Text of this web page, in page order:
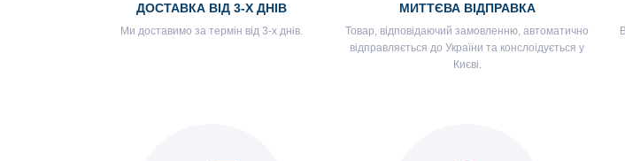
ДОСТАВКА ВІД 3-Х ДНІВ
Ми доставимо за термін від 3-х днів.
МИТТЄВА ВІДПРАВКА
Товар, відповідаючий замовленню, автоматично
відправляється до України та конслоідується у
Києві.